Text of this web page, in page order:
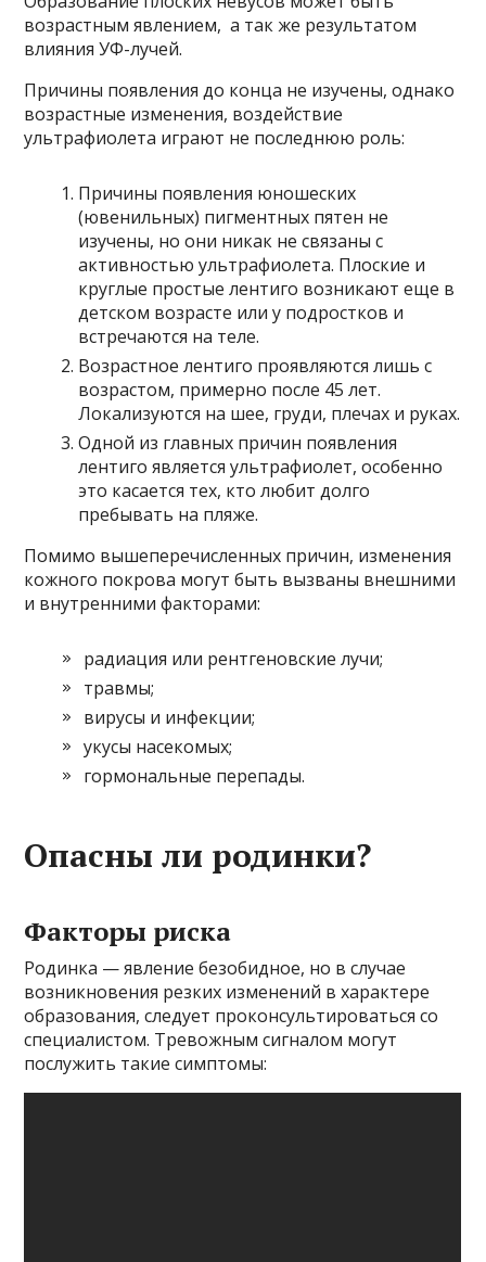
возрастным явлением, а так же результатом
влияния УФ-лучей.
Причины появления до конца не изучены, однако
возрастные изменения, воздействие
ультрафиолета играют не последнюю роль:
Причины появления юношеских
(ювенильных) пигментных пятен не
изучены, но они никак не связаны с
активностью ультрафиолета. Плоские и
круглые простые лентиго возникают еще в
детском возрасте или у подростков и
встречаются на теле.
Возрастное лентиго проявляются лишь с
возрастом, примерно после 45 лет.
Локализуются на шее, груди, плечах и руках.
Одной из главных причин появления
лентиго является ультрафиолет, особенно
это касается тех, кто любит долго
пребывать на пляже.
Помимо вышеперечисленных причин, изменения
кожного покрова могут быть вызваны внешними
и внутренними факторами:
радиация или рентгеновские лучи;
травмы;
вирусы и инфекции;
укусы насекомых;
гормональные перепады.
Опасны ли родинки?
Факторы риска
Родинка — явление безобидное, но в случае
возникновения резких изменений в характере
образования, следует проконсультироваться со
специалистом. Тревожным сигналом могут
послужить такие симптомы: